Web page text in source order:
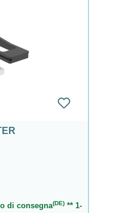
di consegna(DE)** 1-